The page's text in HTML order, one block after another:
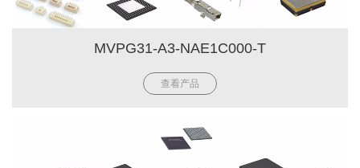
MVPG31-A3-NAE1C000-T
查看产品